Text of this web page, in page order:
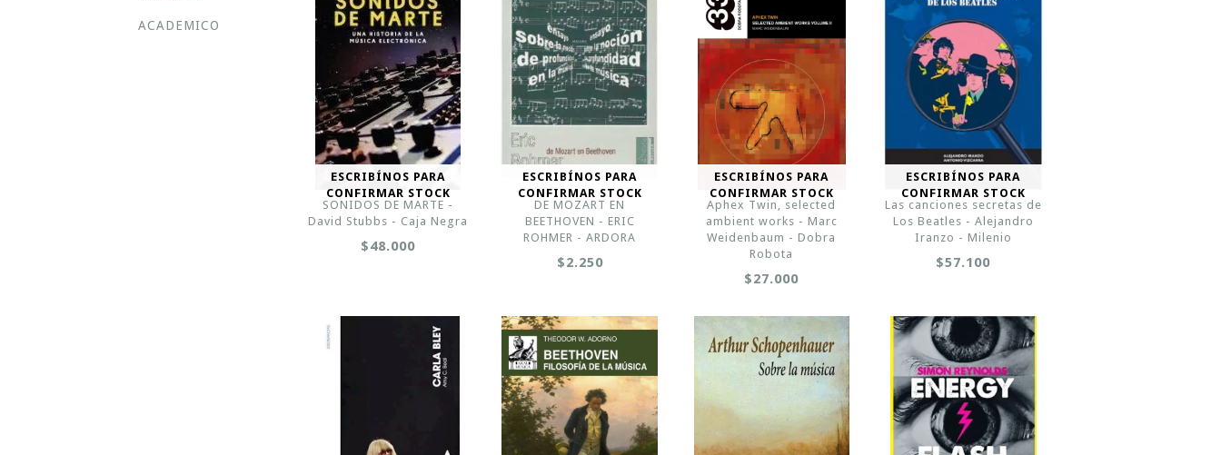
ACADEMICO
ESCRIBÍNOS PARA
CONFIRMAR STOCK
SONIDOS DE MARTE -
David Stubbs - Caja Negra
$48.000
ESCRIBÍNOS PARA
CONFIRMAR STOCK
DE MOZART EN
BEETHOVEN - ERIC
ROHMER - ARDORA
$2.250
ESCRIBÍNOS PARA
CONFIRMAR STOCK
Aphex Twin, selected
ambient works - Marc
Weidenbaum - Dobra
Robota
$27.000
ESCRIBÍNOS PARA
CONFIRMAR STOCK
Las canciones secretas de
Los Beatles - Alejandro
Iranzo - Milenio
$57.100